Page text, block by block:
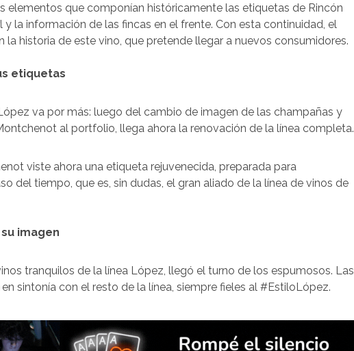
elementos que componían históricamente las etiquetas de Rincón
y la información de las fincas en el frente. Con esta continuidad, el
la historia de este vino, que pretende llegar a nuevos consumidores.
etiquetas
va por más: luego del cambio de imagen de las champañas y
al portfolio, llega ahora la renovación de la línea completa.
viste ahora una etiqueta rejuvenecida, preparada para
del tiempo, que es, sin dudas, el gran aliado de la línea de vinos de
imagen
tranquilos de la línea López, llegó el turno de los espumosos. Las
sintonía con el resto de la línea, siempre fieles al #EstiloLópez.